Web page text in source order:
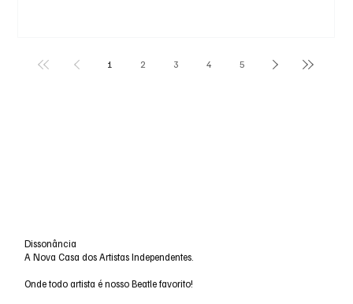
1 2 3 4 5
Dissonância
A Nova Casa dos Artistas Independentes.
Onde todo artista é nosso Beatle favorito!